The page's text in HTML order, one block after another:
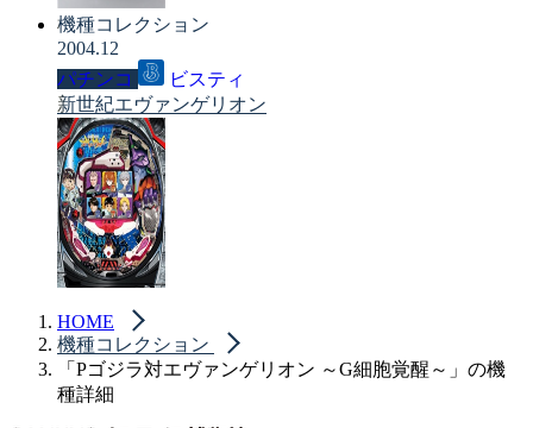
機種コレクション
2004.12
パチンコ
ビスティ
新世紀エヴァンゲリオン
HOME
機種コレクション
「Pゴジラ対エヴァンゲリオン ～G細胞覚醒～」の機
種詳細